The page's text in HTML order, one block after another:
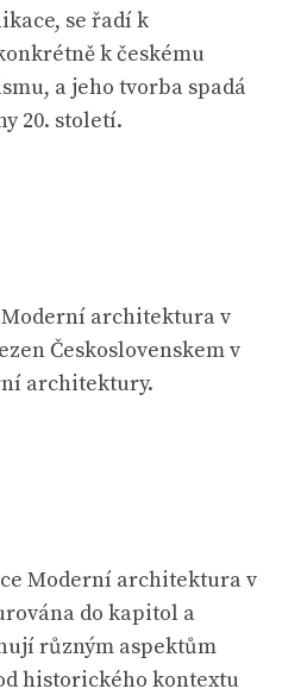
se řadí k
k českému
a jeho tvorba spadá
20. století.
architektura v
Československem v
architektury.
Moderní architektura v
do kapitol a
různým aspektům
historického kontextu